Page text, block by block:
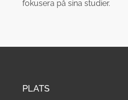
fokusera på sina studier.
PLATS